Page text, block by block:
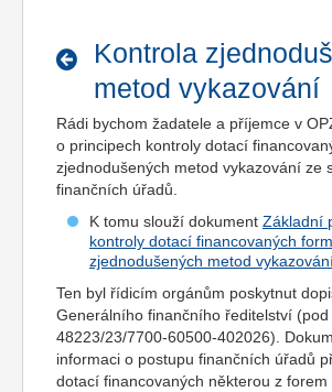
Kontrola
metod vykazování
Rádi bychom žadatele a příjemce v
o principech kontroly dotací
zjednodušených metod vykazování ze
finančních úřadů.
K tomu slouží dokument Základní
kontroly dotací financovaných
zjednodušených metod
Ten byl řídicím orgánům poskytnut
Generálního finančního ředitelství (pod
48223/23/7700-60500-402026).
informaci o postupu finančních úřadů
dotací financovaných některou z forem